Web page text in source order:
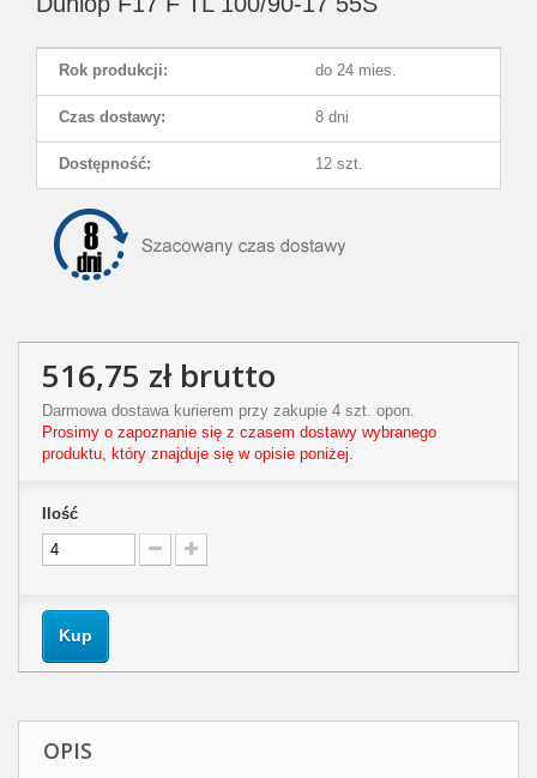
Rok produkcji: do 24 mies.
Czas dostawy: 8 dni
Dostępność: 12 szt.
516,75 złbrutto
Darmowa dostawa kurierem przy zakupie 4 szt. opon.
Prosimy o zapoznanie się z czasem dostawy wybranego
produktu, który znajduje się w opisie poniżej.
Ilość
Kup
OPIS